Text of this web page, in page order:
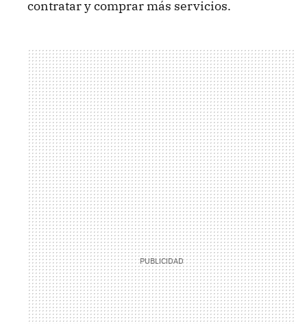
contratar y comprar más servicios.